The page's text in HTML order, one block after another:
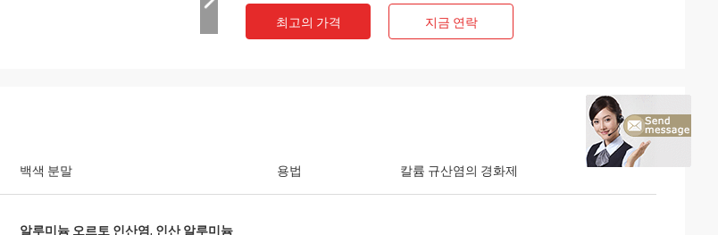
최고의 가격 지금 연락
백색 분말 용법 칼륨 규산염의 경화제
알루미늄 오르토 인산염, 인산 알루미늄